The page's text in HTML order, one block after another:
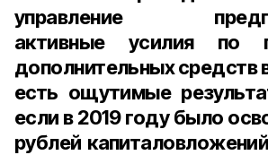
управление
активные усилия по
дополнительных средств
есть ощутимые
если в 2019 году было
рублей